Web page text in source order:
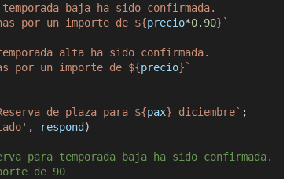
baja ha sido confirmada.
por un importe de ${precio*0.90}`
alta ha sido confirmada.
por un importe de ${precio}`
de plaza para ${pax} diciembre` ;
, respond)
para temporada baja ha sido confirmada.
de 90